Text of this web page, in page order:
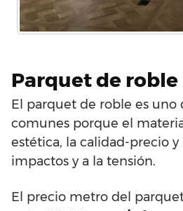
Parquet de roble
El parquet de roble es uno
comunes porque el
estética, la calidad-precio y
impactos y a la tensión.
El precio metro del